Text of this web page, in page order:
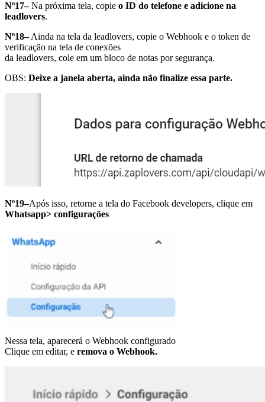
Nº17–Na próxima tela, copie o ID do telefone e adicione na
leadlovers.
Nº18–Ainda na tela da leadlovers, copie o Webhook e o token de
verificação na tela de conexões
da leadlovers, cole em um bloco de notas por segurança.
OBS: Deixe a janela aberta, ainda não finalize essa parte.
Nº19–Após isso, retorne a tela do Facebook developers, clique em
Whatsapp> configurações
Nessa tela, aparecerá o Webhook configurado
Clique em editar, e remova o Webhook.